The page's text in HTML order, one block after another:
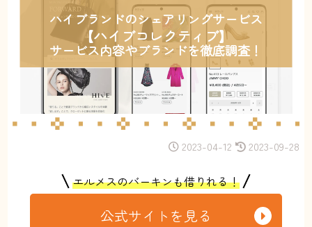
ハイブランドのシェアリングサービス
【ハイブコレクティブ】
サービス内容やブランドを徹底調査！
2023-04-12 2023-09-28
エルメスのバーキンも借りれる！
公式サイトを見る